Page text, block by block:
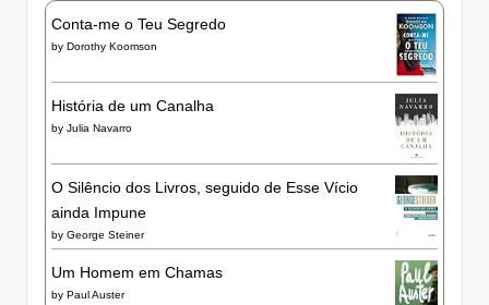
Conta-me o Teu Segredo
by Dorothy Koomson
História de um Canalha
by Julia Navarro
O Silêncio dos Livros, seguido de Esse Vício
ainda Impune
by George Steiner
Um Homem em Chamas
by Paul Auster